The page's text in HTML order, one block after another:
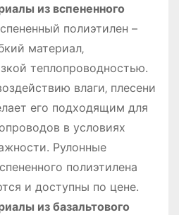
из вспененного
полиэтилен –
материал‚
теплопроводностью.
влаги‚ плесени
его подходящим для
в условиях
Рулонные
полиэтилена
и доступны по цене.
из базальтового